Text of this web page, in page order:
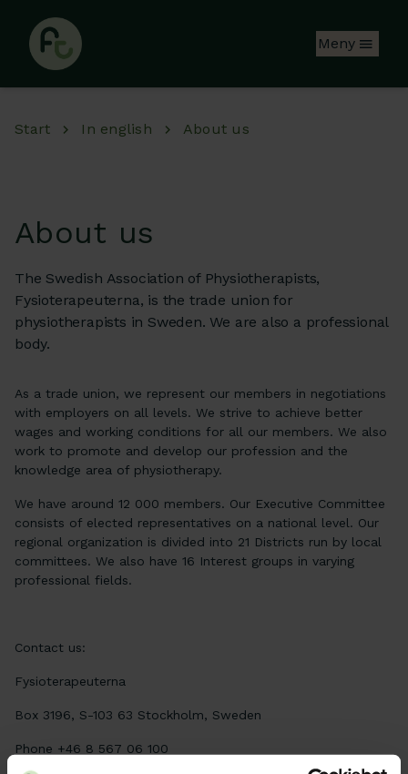
Meny
Start In english About us
About us
The Swedish Association of Physiotherapists,
Fysioterapeuterna, is the trade union for
physiotherapists in Sweden. We are also a professional
body.
As a trade union, we represent our members in negotiations
with employers on all levels. We strive to achieve better
wages and working conditions for all our members. We also
work to promote and develop our profession and the
knowledge area of physiotherapy.
We have around 12 000 members. Our Executive Committee
consists of elected representatives on a national level. Our
regional organization is divided into 21 Districts run by local
committees. We also have 16 Interest groups in varying
professional fields.
Contact us:
Fysioterapeuterna
Box 3196, S-103 63 Stockholm, Sweden
Phone +46 8 567 06 100